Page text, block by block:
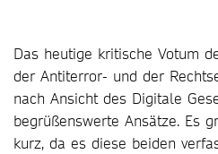
Das heutige kritische Votum
der Antiterror- und der
nach Ansicht des Digitale
begrüßenswerte Ansätze. Es
kurz, da es diese beiden